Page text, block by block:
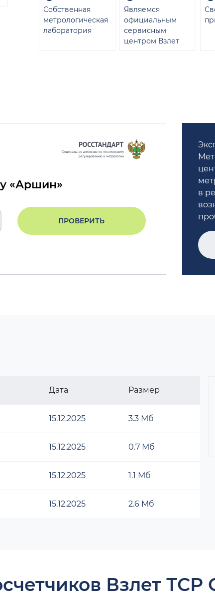
Собственная
метрологическая
лаборатория
Являемся
официальным
сервисным
центром Взлет
«Аршин»
ПРОВЕРИТЬ
в
Дата Размер
15.12.2025 3.3 Мб
15.12.2025 0.7 Мб
15.12.2025 1.1 Мб
15.12.2025 2.6 Мб
Взлет